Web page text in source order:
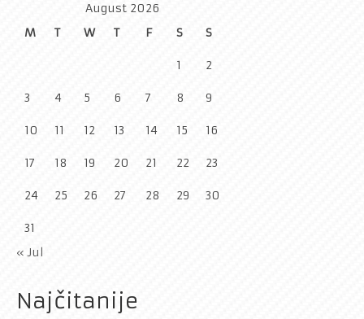
August 2026
M
T W T F S S
1 2
3 4 5 6 7 8 9
10 11 12 13 14 15 16
17 18 19 20 21 22 23
24 25 26 27 28 29 30
31
« Jul
Najčitanije